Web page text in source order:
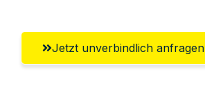
Jetzt unverbindlich anfragen